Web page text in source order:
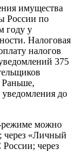
имущества
России по
году у
Налоговая
налогов
375
Раньше,
до
режиме можно
через «Личный
через